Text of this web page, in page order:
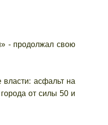
- продолжал свою
асфальт на
от силы 50 и